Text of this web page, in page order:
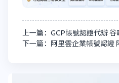
上一篇：GCP帳號認證代辦
下一篇：阿里雲企業帳號認證